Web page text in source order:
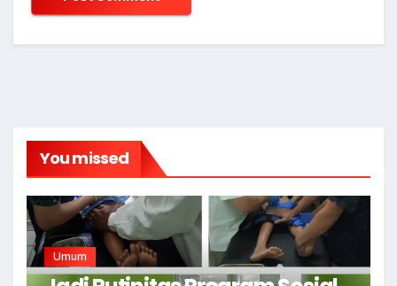
You missed
Umum